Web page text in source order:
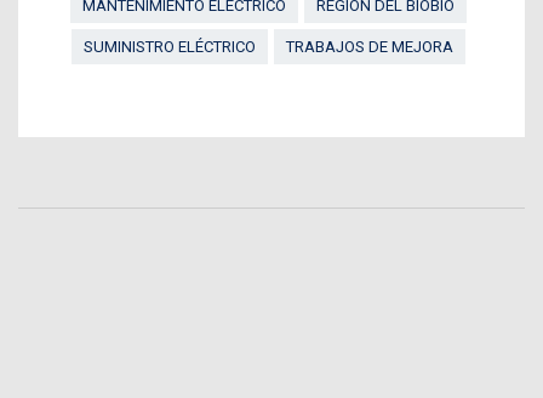
MANTENIMIENTO ELÉCTRICO REGIÓN DEL BIOBÍO
SUMINISTRO ELÉCTRICO TRABAJOS DE MEJORA